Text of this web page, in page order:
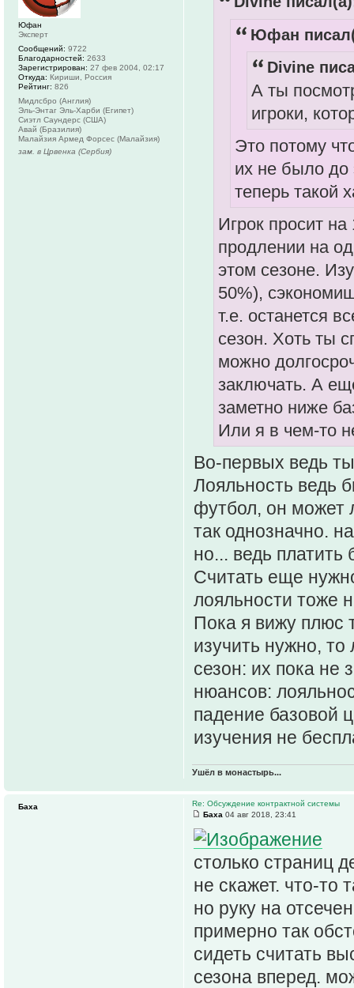
Юфан
Divine
А ты
игроки,
Это потому
их не было до
теперь такой
Игрок просит
продлении на
этом сезоне.
50%),
т.е. останется
сезон. Хоть ты
можно
заключать. А
заметно ниже
Или я в чем-то
Во-первых ведь
Лояльность ведь
футбол, он может
так однозначно.
но... ведь платить
Считать еще
лояльности тоже
Пока я вижу плюс
изучить нужно,
сезон: их пока не
нюансов:
падение базовой
изучения не
Ушёл в монастырь...
Юфан
Эксперт
Сообщений: 9722
Благодарностей: 2633
Зарегистрирован: 27 фев 2004, 02:17
Откуда: Кириши, Россия
Рейтинг: 826
Мидлсбро (Англия)
Эль-Энтаг Эль-Харби (Египет)
Сиэтл Саундерс (США)
Авай (Бразилия)
Малайзия Армед Форсес (Малайзия)
зам. в Црвенка (Сербия)
Re: Обсуждение контрактной системы
Баха 04 авг 2018, 23:41
столько страниц
не скажет. что-то
но руку на
примерно так
сидеть считать
сезона вперед.
Баха